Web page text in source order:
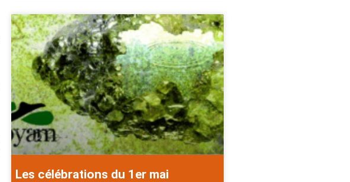
Les célébrations du 1er mai